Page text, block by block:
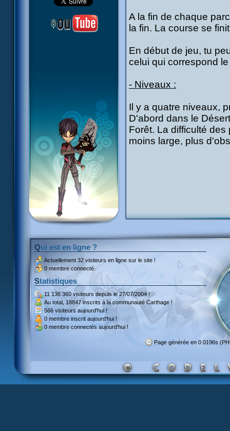
A la fin de chaque
la fin. La course se
En début de jeu, tu
celui qui correspond
- Niveaux :
Il y a quatre niveaux,
D'abord dans le
Forêt. La difficulté
moins large, plus
Qui est en ligne ?
Actuellement 32 visiteurs en ligne sur le site !
0 membre connecté.
Statistiques
11 136 360 visiteursdepuis le 27/07/2004 !
Au total, 18847 inscritsà la communauté Carthage !
566 visiteurs aujourd'hui !
0 membre inscrit aujourd'hui !
0 membre connectés aujourd'hui !
Page générée en 0.0196s